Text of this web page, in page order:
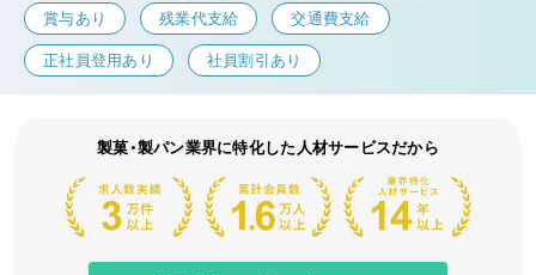
賞与あり 残業代支給 交通費支給
正社員登用あり 社員割引あり
製菓・製パン業界に特化した人材サービスだから